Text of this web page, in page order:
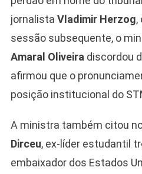
jornalista Vladimir Herzog,
sessão subsequente, o
Amaral Oliveiradiscordou
afirmou que o
posição institucional do
A ministra também citou
Dirceu, ex-líder estudantil
embaixador dos Estados